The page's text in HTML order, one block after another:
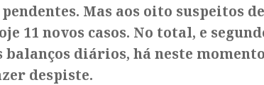
Mas aos oito suspeitos
11 novos casos. No total, e
diários, há neste
despiste.